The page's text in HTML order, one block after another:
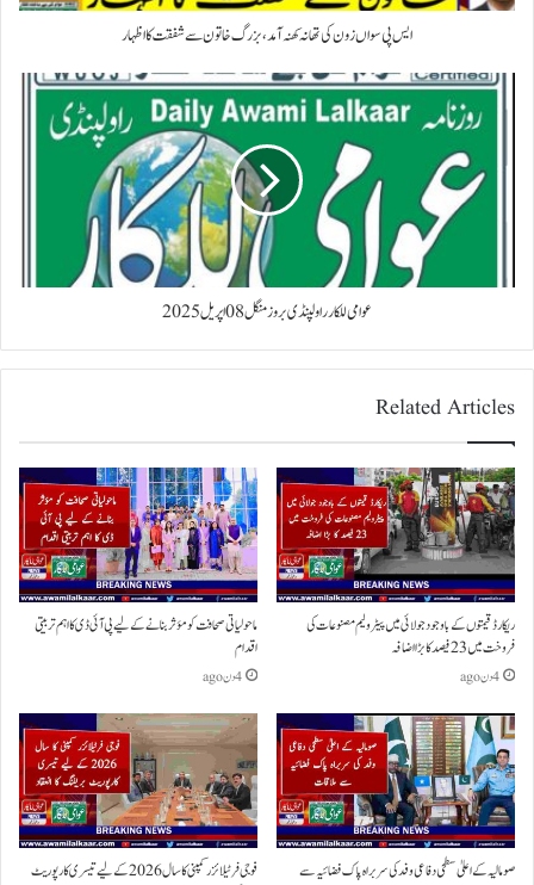
ایس پی سواں زون کی تھانہ کھنہ آمد، بزرگ خاتون سے شفقت کا اظہار
عوامی للکار راولپنڈی بروز منگل 08 اپریل 2025
Related Articles
ریکارڈ قیمتوں کے باوجود جولائی میں پیٹرولیم مصنوعات کی
فروخت میں 23 فیصد کا بڑا اضافہ
4 دن ago
ماحولیاتی صحافت کو مؤثر بنانے کے لیے پی آئی ڈی کا اہم تربیتی
اقدام
4 دن ago
صومالیہ کے اعلیٰ سطحی دفاعی وفد کی سربراہ پاک فضائیہ سے
فوجی فرٹیلائزر کمپنی کا سال 2026 کے لیے تیسری کارپوریٹ